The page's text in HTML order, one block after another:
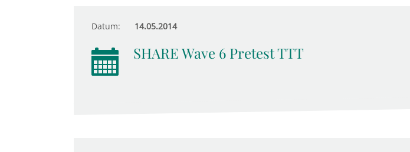
Datum: 14.05.2014
SHARE Wave 6 Pretest TTT